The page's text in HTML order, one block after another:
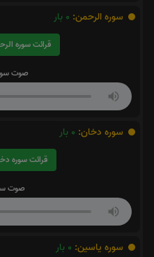
سوره الرحمن: 0 بار
قرائت سوره الرحمن را تقبل میکنم
صوت
سوره دخان: 0 بار
قرائت سوره دخان را تقبل میکنم
صوت
سوره یاسین: 0 بار